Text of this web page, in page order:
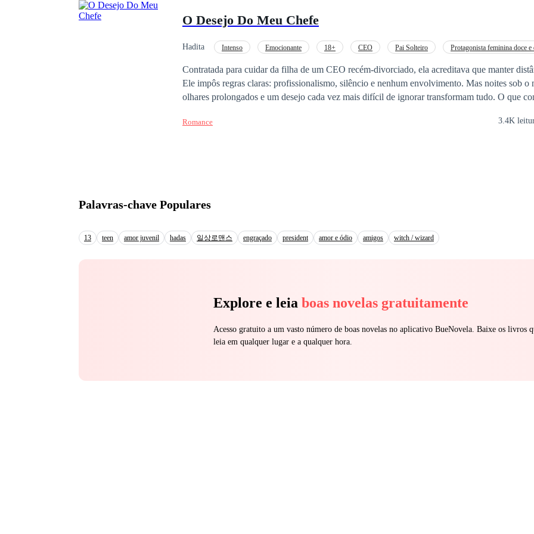
segredo venha à tona. Mas como manter o profissionalismo quando o homem que comanda a
deste contrato?
O Desejo Do Meu Chefe
Hadita Intenso Emocionante 18+ CEO Pai Solteiro
Protagonista feminina doce e
Contratada para cuidar da filha de um CEO recém-divorciado, ela acreditava que manter
Ele impôs regras claras: profissionalismo, silêncio e nenhum envolvimento. Mas noites sob o
olhares prolongados e um desejo cada vez mais difícil de ignorar transformam tudo. O que
Romance 3.4K
Palavras-chave Populares
13 teen amor juvenil hadas 일상로맨스 engraçado president amor e ódio amigos witch / wizard
Explore e leia boas novelas gratuitamente
Acesso gratuito a um vasto número de boas novelas no aplicativo BueNovela. Baixe os livros
leia em qualquer lugar e a qualquer hora.